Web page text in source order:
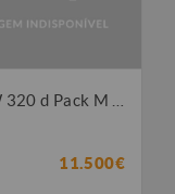
11.500€